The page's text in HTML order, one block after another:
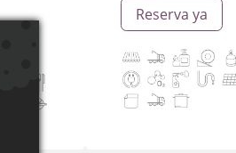
Reserva ya